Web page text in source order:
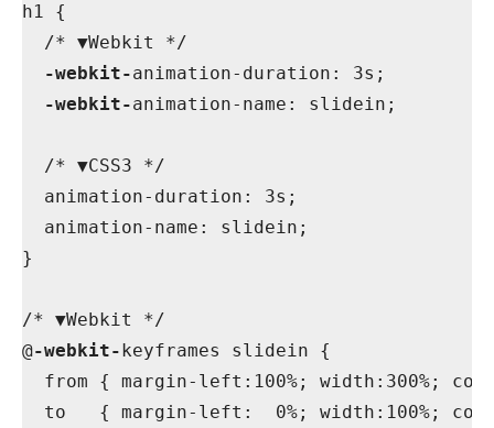
h1 {
  /* ▼Webkit */
-webkit-animation-duration: 3s;
-webkit-animation-name: slidein;
  /* ▼CSS3 */
  animation-duration: 3s;
  animation-name: slidein;
}
/* ▼Webkit */
@-webkit-keyframes slidein {
from { margin-left:100%; width:300%;
to   { margin-left:  0%; width:100%;